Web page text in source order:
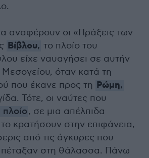
αναφέρουν οι «Πράξεις των
Βίβλου, το πλοίο του
είχε ναυαγήσει σε αυτήν
Μεσογείου, όταν κατά τη
που έκανε προς τη Ρώμη,
Τότε, οι ναύτες που
πλοίο, σε μια απέλπιδα
κρατήσουν στην επιφάνεια,
από τις άγκυρες που
πέταξαν στη θάλασσα. Πάνω